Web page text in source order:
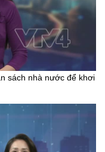
sách nhà nước để khơi